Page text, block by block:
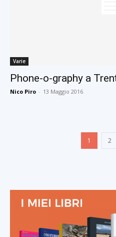
Varie
Phone-o-graphy a
Nico Piro - 13 Maggio 2016
1 2